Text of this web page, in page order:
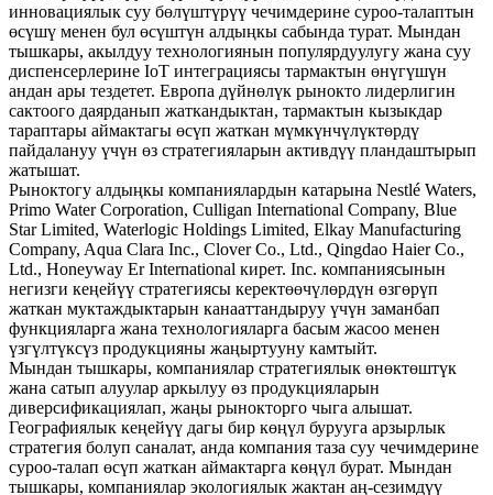
инновациялык суу бөлүштүрүү чечимдерине суроо-талаптын
өсүшү менен бул өсүштүн алдыңкы сабында турат. Мындан
тышкары, акылдуу технологиянын популярдуулугу жана суу
диспенсерлерине IoT интеграциясы тармактын өнүгүшүн
андан ары тездетет. Европа дүйнөлүк рынокто лидерлигин
сактоого даярданып жаткандыктан, тармактын кызыкдар
тараптары аймактагы өсүп жаткан мүмкүнчүлүктөрдү
пайдалануу үчүн өз стратегияларын активдүү пландаштырып
жатышат.
Рыноктогу алдыңкы компаниялардын катарына Nestlé Waters,
Primo Water Corporation, Culligan International Company, Blue
Star Limited, Waterlogic Holdings Limited, Elkay Manufacturing
Company, Aqua Clara Inc., Clover Co., Ltd., Qingdao Haier Co.,
Ltd., Honeyway Er International кирет. Inc. компаниясынын
негизги кеңейүү стратегиясы керектөөчүлөрдүн өзгөрүп
жаткан муктаждыктарын канааттандыруу үчүн заманбап
функцияларга жана технологияларга басым жасоо менен
үзгүлтүксүз продукцияны жаңыртууну камтыйт.
Мындан тышкары, компаниялар стратегиялык өнөктөштүк
жана сатып алуулар аркылуу өз продукцияларын
диверсификациялап, жаңы рынокторго чыга алышат.
Географиялык кеңейүү дагы бир көңүл бурууга арзырлык
стратегия болуп саналат, анда компания таза суу чечимдерине
суроо-талап өсүп жаткан аймактарга көңүл бурат. Мындан
тышкары, компаниялар экологиялык жактан аң-сезимдүү